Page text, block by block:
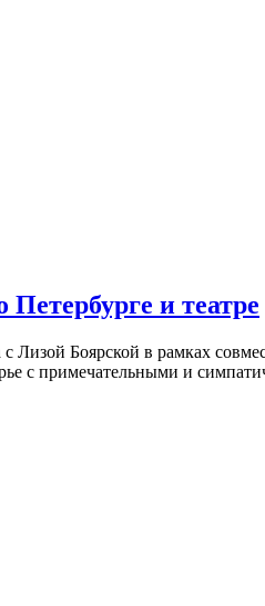
и театре
с Лизой Боярской в рамках
с примечательными и